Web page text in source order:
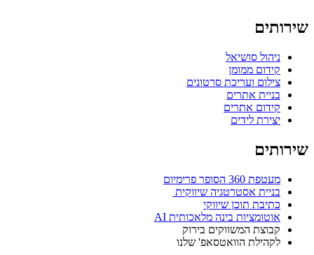
שירותים
ניהול סושיאל
קידום ממומן
צילום ועריכת סרטונים
בניית אתרים
קידום אתרים
יצירת לידים
שירותים
מעטפת 360 הסופר פרימיום
בניית אסטרטגיה שיווקית ​
כתיבת תוכן שיווקי​
אוטומציות בינה מלאכותית AI
קבוצת המשווקים בירוק
לקהילת הוואטסאפ' שלנו​